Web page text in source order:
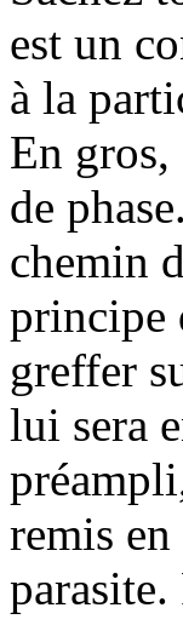
est un
à la
En
de
chemin
principe
greffer
lui sera
remis